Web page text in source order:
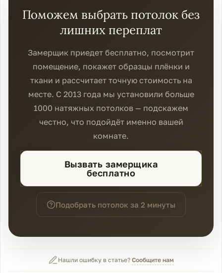
Поможем выбрать потолок без
лишних переплат
Замерщик приедет бесплатно, посмотрит
помещение, покажет образцы плёнки и
ткани и рассчитает точную стоимость на
месте. С 2013 года мы установили больше
1000 натяжных потолков — подскажем
честно, что подойдёт именно вашей
комнате.
Вызвать замерщика
бесплатно
Подобрать потолок за 2 минуты
Нашли ошибку в статье? Сообщите нам